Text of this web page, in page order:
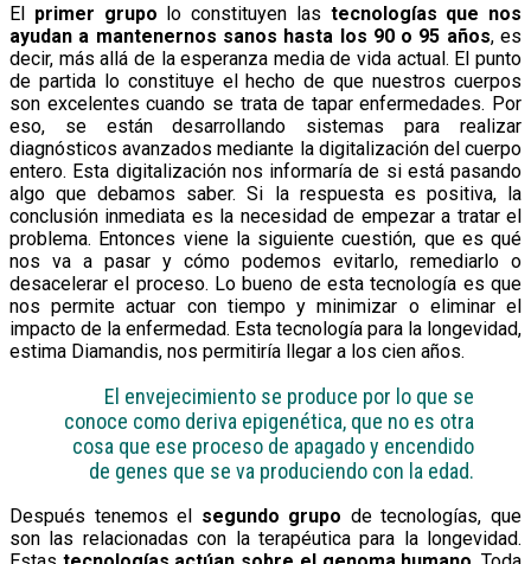
El primer grupo lo constituyen las tecnologías que nos
ayudan a mantenernos sanos hasta los 90 o 95 años, es
decir, más allá de la esperanza media de vida actual. El punto
de partida lo constituye el hecho de que nuestros cuerpos
son excelentes cuando se trata de tapar enfermedades. Por
eso, se están desarrollando sistemas para realizar
diagnósticos avanzados mediante la digitalización del cuerpo
entero. Esta digitalización nos informaría de si está pasando
algo que debamos saber. Si la respuesta es positiva, la
conclusión inmediata es la necesidad de empezar a tratar el
problema. Entonces viene la siguiente cuestión, que es qué
nos va a pasar y cómo podemos evitarlo, remediarlo o
desacelerar el proceso. Lo bueno de esta tecnología es que
nos permite actuar con tiempo y minimizar o eliminar el
impacto de la enfermedad. Esta tecnología para la longevidad,
estima Diamandis, nos permitiría llegar a los cien años.
El envejecimiento se produce por lo que se
conoce como deriva epigenética, que no es otra
cosa que ese proceso de apagado y encendido
de genes que se va produciendo con la edad.
Después tenemos el segundo grupo de tecnologías, que
son las relacionadas con la terapéutica para la longevidad.